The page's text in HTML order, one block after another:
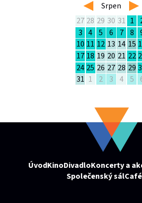
left Srpen right
27 28 29 30 31 1
3
4 5 6 7 8
10 11 12 13 14 15
17 18 19 20 21 22
24 25 26 27 28 29
31 1 2 3 4 5
ÚvodKinoDivadloKoncerty a
Společenský sál